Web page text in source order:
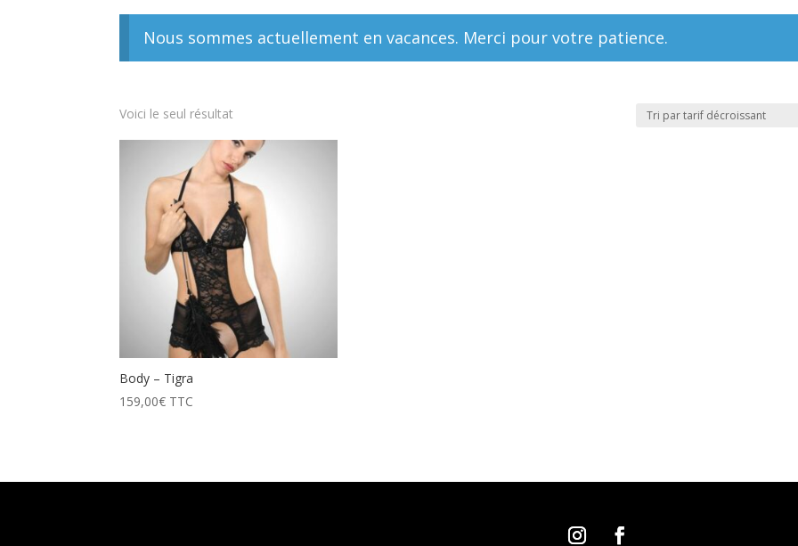
Nous sommes actuellement en vacances. Merci pour votre patience.
Voici le seul résultat
Body – Tigra
159,00€ TTC